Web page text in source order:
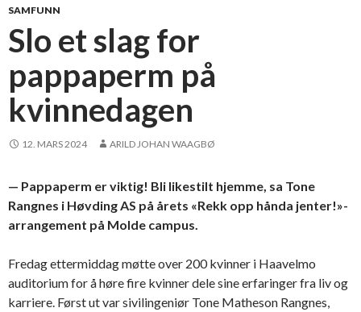
SAMFUNN
Slo et slag for
pappaperm på
kvinnedagen
12. MARS 2024 ARILD JOHAN WAAGBØ
— Pappaperm er viktig! Bli likestilt hjemme, sa Tone
Rangnes i Høvding AS på årets «Rekk opp hånda jenter!»-
arrangement på Molde campus.
Fredag ettermiddag møtte over 200 kvinner i Haavelmo
auditorium for å høre fire kvinner dele sine erfaringer fra liv og
karriere. Først ut var sivilingeniør Tone Matheson Rangnes,